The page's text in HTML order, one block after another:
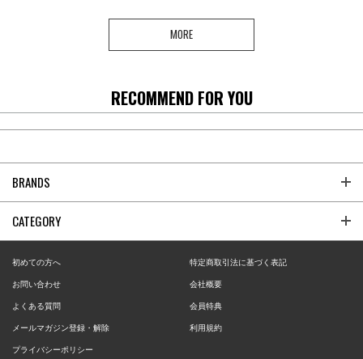
MORE
RECOMMEND FOR YOU
BRANDS
CATEGORY
初めての方へ 特定商取引法に基づく表記
お問い合わせ 会社概要
よくある質問 会員特典
メールマガジン登録・解除 利用規約
プライバシーポリシー